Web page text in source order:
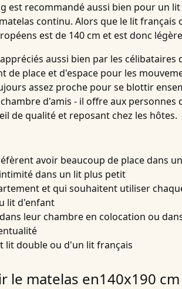
est recommandé aussi bien pour
continu. Alors que le lit
est de 140 cm et est donc
aussi bien par les
de place et d'espace pour les
assez proche pour se blottir
d'amis - il offre aux
de qualité et reposant chez les hôtes.
avoir beaucoup de place dans
dans un lit plus petit
et qui souhaitent utiliser
lit d'enfant
leur chambre en colocation ou
lit double ou d'un lit français
matelas en140x190 cm